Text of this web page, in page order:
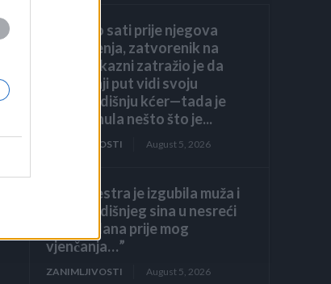
Nekoliko sati prije njegova
pogubljenja, zatvorenik na
smrtnoj kazni zatražio je da
posljednji put vidi svoju
osmogodišnju kćer—tada je
ona šapnula nešto što je...
ZANIMLJIVOSTI August 5, 2026
“Moja sestra je izgubila muža i
osmogodišnjeg sina u nesreći
mjesec dana prije mog
vjenčanja…”
ZANIMLJIVOSTI August 5, 2026